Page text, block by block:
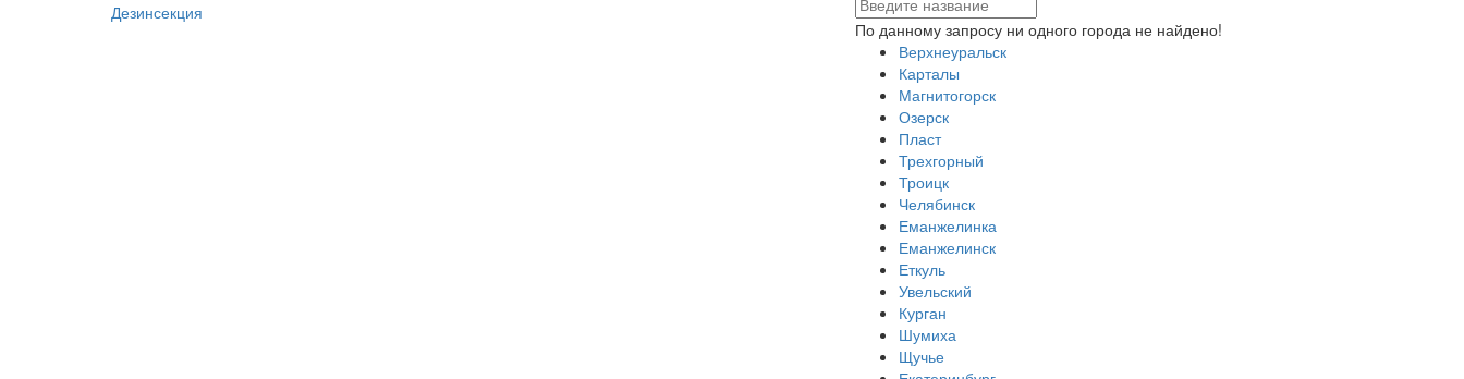
Дезинсекция
По данному запросу ни одного города не найдено!
Верхнеуральск
Карталы
Магнитогорск
Озерск
Пласт
Трехгорный
Троицк
Челябинск
Еманжелинка
Еманжелинск
Еткуль
Увельский
Курган
Шумиха
Щучье